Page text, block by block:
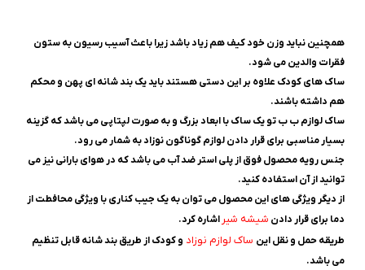
همچنین نباید وزن خود کیف هم زیاد باشد زیرا باعث آسیب رسیون به ستون
فقرات والدین می شود.
ساک های کودک علاوه بر این دستی هستند باید یک بند شانه ای پهن و محکم
هم داشته باشند.
ساک لوازم ب ب تو یک ساک با ابعاد بزرگ و به صورت لپتاپی می باشد که گزینه
بسیار مناسبی برای قرار دادن لوازم گوناگون نوزاد به شمار می رود.
جنس رویه محصول فوق از پلی استر ضد آب می باشد که در هوای بارانی نیز می
توانید از آن استفاده کنید.
از دیگر ویژگی های این محصول می توان به یک جیب کناری با ویژگی محافطت از
دما برای قرار دادن شیشه شیر اشاره کرد.
طریقه حمل و نقل این ساک لوازم نوزاد و کودک از طریق بند شانه قابل تنظیم
می باشد.